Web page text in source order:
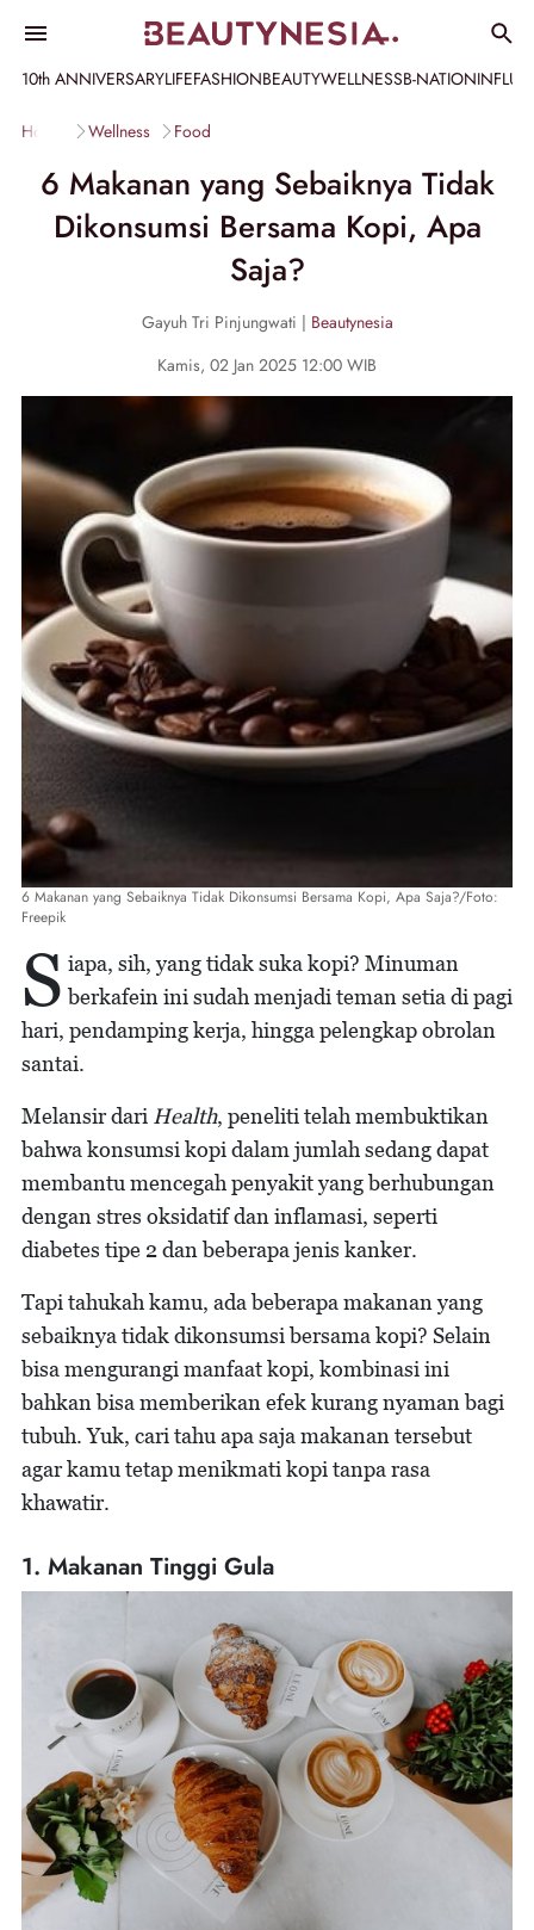
10th ANNIVERSARYLIFEFASHIONBEAUTYWELLNESSB-NATION
Home Wellness Food
6 Makanan yang Sebaiknya Tidak
Dikonsumsi Bersama Kopi, Apa
Saja?
Gayuh Tri Pinjungwati | Beautynesia
Kamis, 02 Jan 2025 12:00 WIB
6 Makanan yang Sebaiknya Tidak Dikonsumsi Bersama Kopi, Apa Saja?/Foto:
Freepik
S iapa, sih, yang tidak suka kopi? Minuman
berkafein ini sudah menjadi teman setia di pagi
hari, pendamping kerja, hingga pelengkap obrolan
santai.
Melansir dari Health, peneliti telah membuktikan
bahwa konsumsi kopi dalam jumlah sedang dapat
membantu mencegah penyakit yang berhubungan
dengan stres oksidatif dan inflamasi, seperti
diabetes tipe 2 dan beberapa jenis kanker.
Tapi tahukah kamu, ada beberapa makanan yang
sebaiknya tidak dikonsumsi bersama kopi? Selain
bisa mengurangi manfaat kopi, kombinasi ini
bahkan bisa memberikan efek kurang nyaman bagi
tubuh. Yuk, cari tahu apa saja makanan tersebut
agar kamu tetap menikmati kopi tanpa rasa
khawatir.
1. Makanan Tinggi Gula